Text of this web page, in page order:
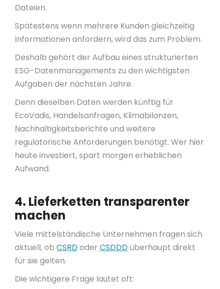
Dateien.
Spätestens wenn mehrere Kunden gleichzeitig
Informationen anfordern, wird das zum Problem.
Deshalb gehört der Aufbau eines strukturierten
ESG-Datenmanagements zu den wichtigsten
Aufgaben der nächsten Jahre.
Denn dieselben Daten werden künftig für
EcoVadis, Handelsanfragen, Klimabilanzen,
Nachhaltigkeitsberichte und weitere
regulatorische Anforderungen benötigt. Wer hier
heute investiert, spart morgen erheblichen
Aufwand.
4. Lieferketten transparenter
machen
Viele mittelständische Unternehmen fragen sich
aktuell, ob CSRDoder CSDDDüberhaupt direkt
für sie gelten.
Die wichtigere Frage lautet oft: